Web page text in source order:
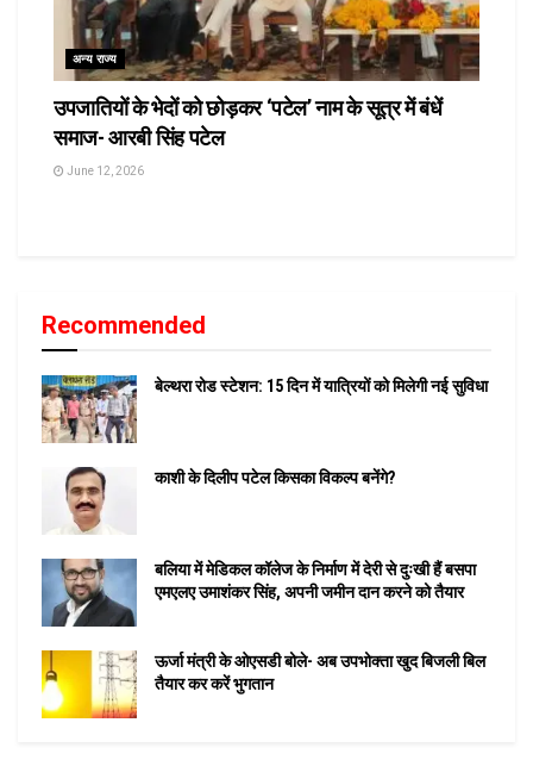
अन्य राज्य
उपजातियों के भेदों को छोड़कर ‘पटेल’ नाम के सूत्र में बंधें
समाज- आरबी सिंह पटेल
June 12, 2026
Recommended
बेल्थरा रोड स्टेशन: 15 दिन में यात्रियों को मिलेगी नई सुविधा
काशी के दिलीप पटेल किसका विकल्प बनेंगे?
बलिया में मेडिकल कॉलेज के निर्माण में देरी से दुःखी हैं बसपा
एमएलए उमाशंकर सिंह, अपनी जमीन दान करने को तैयार
ऊर्जा मंत्री के ओएसडी बोले- अब उपभोक्ता खुद बिजली बिल
तैयार कर करें भुगतान